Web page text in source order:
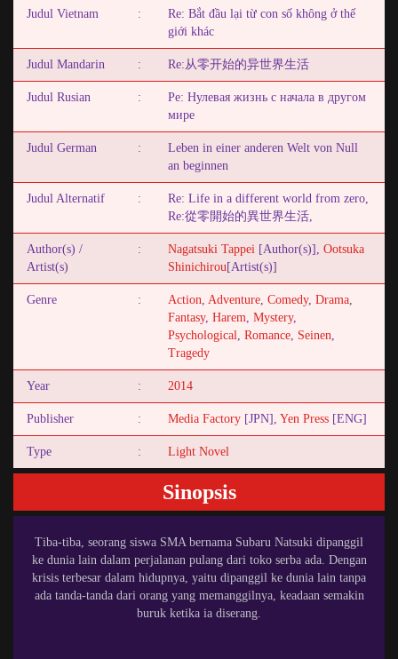
Judul Vietnam :
Re: Bắt đầu lại từ con số không ở thế
giới khác
Judul Mandarin : Re:从零开始的异世界生活
Judul Rusian :
Pe: Нулевая жизнь c начала в другом
мире
Judul German :
Leben in einer anderen Welt von Null
an beginnen
Judul Alternatif :
Re: Life in a different world from zero,
Re:從零開始的異世界生活,
Author(s) /
Artist(s)
: Nagatsuki Tappei [Author(s)], Ootsuka
Shinichirou [Artist(s)]
Genre : Action Adventure Comedy, Drama
Fantasy, Harem Mystery,
Psychological
Romance Seinen
Tragedy
Year : 2014
Publisher : Media Factory [JPN], Yen Press [ENG]
Type : Light Novel
Sinopsis
Tiba-tiba, seorang siswa SMA bernama Subaru Natsuki dipanggil
ke dunia lain dalam perjalanan pulang dari toko serba ada. Dengan
krisis terbesar dalam hidupnya, yaitu dipanggil ke dunia lain tanpa
ada tanda-tanda dari orang yang memanggilnya, keadaan semakin
buruk ketika ia diserang.